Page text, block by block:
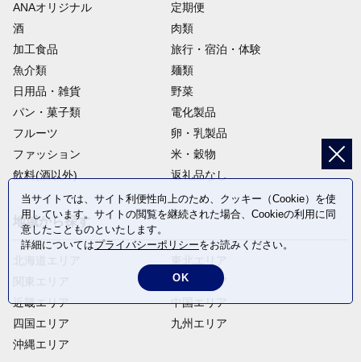
ANAオリジナル
定期便
酒
肉類
加工食品
旅行・宿泊・体験
魚介類
麺類
日用品・雑貨
野菜
パン・菓子類
電化製品
フルーツ
卵・乳製品
ファッション
米・穀物
飲料(酒以外)
返礼品なし
地域から探す
近畿エリア
四国エリア
沖縄エリア
中部エリア
中国エリア
九州エリア
当サイトでは、サイト利便性向上のため、クッキー（Cookie）を使
用しています。サイトの閲覧を継続された場合、Cookieの利用に同
意したことものといたします。
詳細についてはプライバシーポリシーをお読みください。
OK